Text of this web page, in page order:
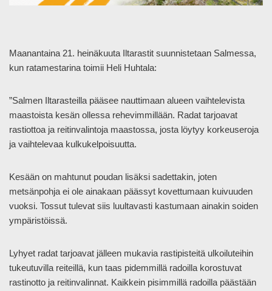
Maanantaina 21. heinäkuuta Iltarastit suunnistetaan Salmessa,
kun ratamestarina toimii Heli Huhtala:
”Salmen Iltarasteilla pääsee nauttimaan alueen vaihtelevista
maastoista kesän ollessa rehevimmillään. Radat tarjoavat
rastiottoa ja reitinvalintoja maastossa, josta löytyy korkeuseroja
ja vaihtelevaa kulkukelpoisuutta.
Kesään on mahtunut poudan lisäksi sadettakin, joten
metsänpohja ei ole ainakaan päässyt kovettumaan kuivuuden
vuoksi. Tossut tulevat siis luultavasti kastumaan ainakin soiden
ympäristöissä.
Lyhyet radat tarjoavat jälleen mukavia rastipisteitä ulkoiluteihin
tukeutuvilla reiteillä, kun taas pidemmillä radoilla korostuvat
rastinotto ja reitinvalinnat. Kaikkein pisimmillä radoilla päästään